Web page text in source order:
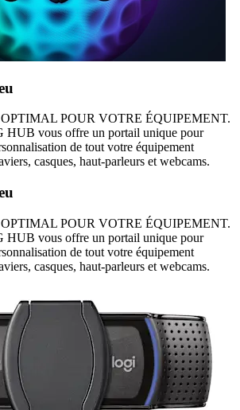
POUR VOTRE ÉQUIPEMENT.
HUB vous offre un portail unique pour
de tout votre équipement
casques, haut-parleurs et webcams.
POUR VOTRE ÉQUIPEMENT.
HUB vous offre un portail unique pour
de tout votre équipement
casques, haut-parleurs et webcams.